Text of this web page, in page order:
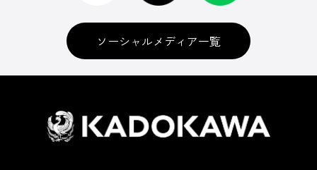
ソーシャルメディア一覧